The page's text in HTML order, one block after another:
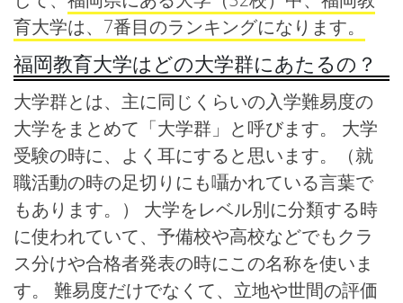
育大学は、7番目のランキングになります。
福岡教育大学はどの大学群にあたるの？
大学群とは、主に同じくらいの入学難易度の
大学をまとめて「大学群」と呼びます。 大学
受験の時に、よく耳にすると思います。（就
職活動の時の足切りにも囁かれている言葉で
もあります。） 大学をレベル別に分類する時
に使われていて、予備校や高校などでもクラ
ス分けや合格者発表の時にこの名称を使いま
す。 難易度だけでなくて、立地や世間の評価